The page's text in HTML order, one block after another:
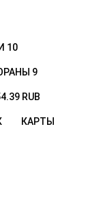
10
9
RUB
КАРТЫ